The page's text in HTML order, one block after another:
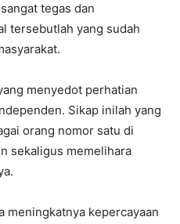
tegas dan
tersebutlah yang sudah
menyedot perhatian
Sikap inilah yang
orang nomor satu di
sekaligus memelihara
meningkatnya kepercayaan